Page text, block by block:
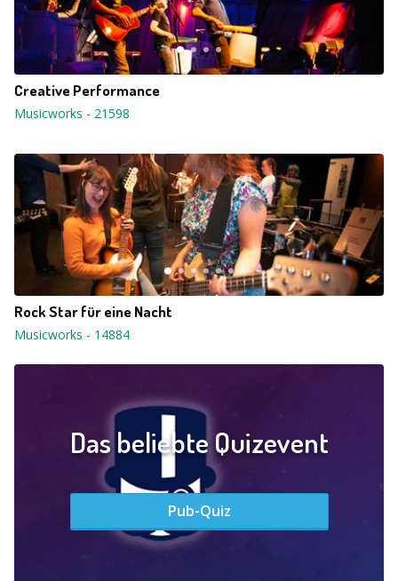
Creative Performance
Musicworks - 21598
Rock Star für eine Nacht
Musicworks - 14884
Das beliebte Quizevent
Pub-Quiz